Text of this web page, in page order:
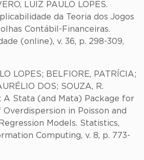
LUIZ PAULO LOPES.
da Teoria dos Jogos
Contábil-Financeiras.
(online), v. 36, p. 298-309,
LOPES; BELFIORE, PATRÍCIA;
DOS; SOUZA, R.
A Stata (and Mata) Package for
in Poisson and
Models. Statistics,
Computing, v. 8, p. 773-